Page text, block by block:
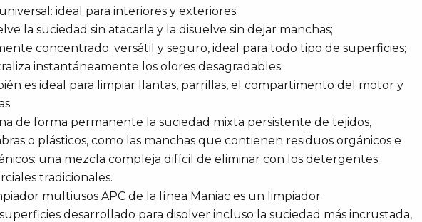
universal: ideal para interiores y exteriores;
la suciedad sin atacarla y la disuelve sin dejar manchas;
concentrado: versátil y seguro, ideal para todo tipo de superficies;
instantáneamente los olores desagradables;
es ideal para limpiar llantas, parrillas, el compartimento del motor y
de forma permanente la suciedad mixta persistente de tejidos,
o plásticos, como las manchas que contienen residuos orgánicos e
una mezcla compleja difícil de eliminar con los detergentes
tradicionales.
multiusos APC de la línea Maniac es un limpiador
desarrollado para disolver incluso la suciedad más incrustada,